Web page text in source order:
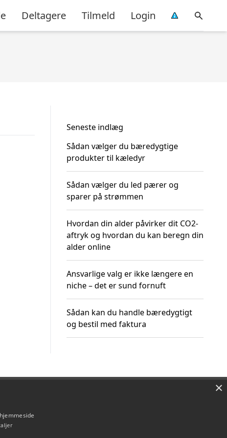
Deltagere Tilmeld Login
Seneste indlæg
Sådan vælger du bæredygtige
produkter til kæledyr
Sådan vælger du led pærer og
sparer på strømmen
Hvordan din alder påvirker dit CO2-
aftryk og hvordan du kan beregn din
alder online
Ansvarlige valg er ikke længere en
niche – det er sund fornuft
Sådan kan du handle bæredygtigt
og bestil med faktura
×